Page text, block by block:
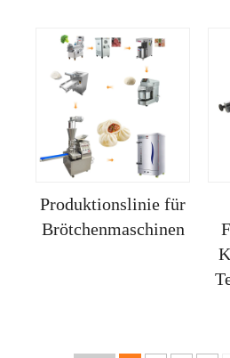
Produktionslinie für
Brötchenmaschinen